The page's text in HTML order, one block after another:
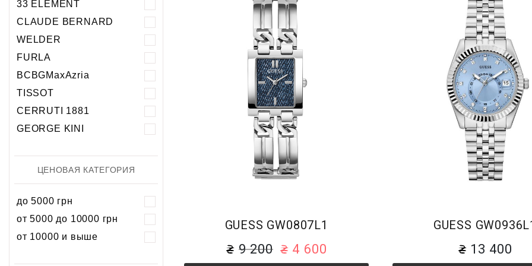
Хронограф
Механика
Календарь
Хронограф
Механика
33 ELEMENT
CLAUDE BERNARD
WELDER
FURLA
BCBGMaxAzria
TISSOT
CERRUTI 1881
GEORGE KINI
ЦЕНОВАЯ КАТЕГОРИЯ
до 5000 грн
от 5000 до 10000 грн
от 10000 и выше
GUESS GW0807L1
9 200 4 600
GUESS
13 400